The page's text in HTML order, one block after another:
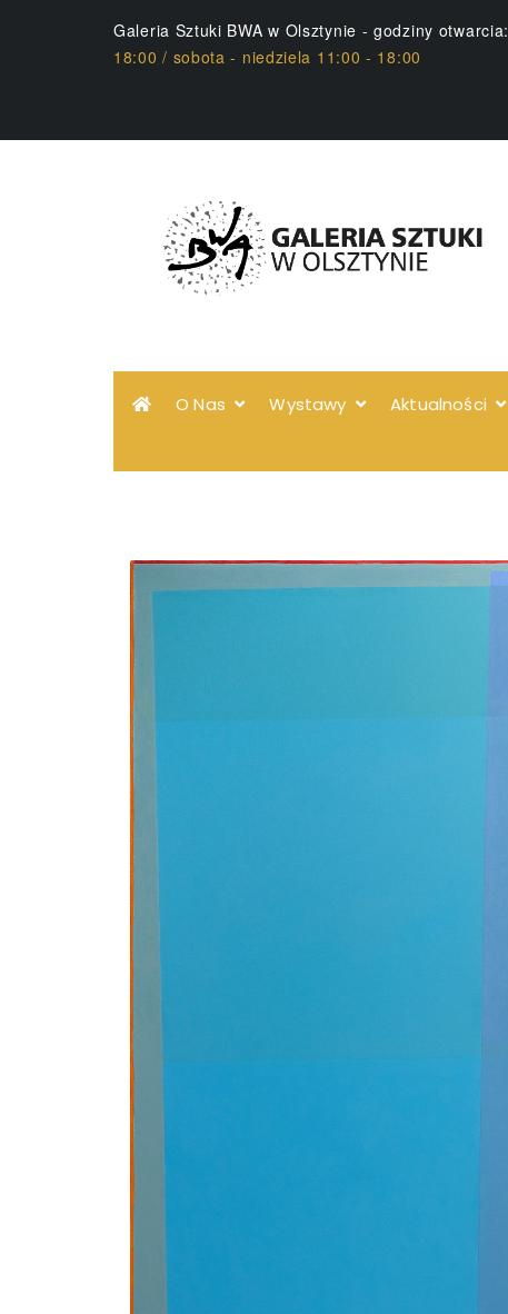
Galeria Sztuki BWA w Olsztynie - godziny otwarcia:
18:00 / sobota - niedziela 11:00 - 18:00
O Nas Wystawy Aktualności